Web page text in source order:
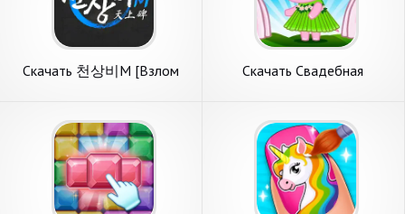
Скачать 천상비M [Взлом
Скачать Свадебная
Андроид